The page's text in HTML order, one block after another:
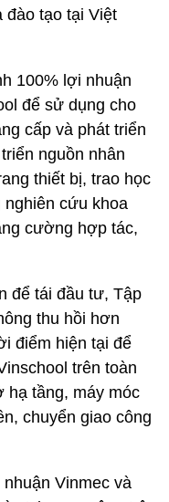
tạo tại Việt
100% lợi nhuận
để sử dụng cho
cấp và phát triển
nguồn nhân
thiết bị, trao học
nghiên cứu khoa
cường hợp tác,
để tái đầu tư, Tập
thu hồi hơn
điểm hiện tại để
trên toàn
hạ tầng, máy móc
chuyển giao công
Vinmec và